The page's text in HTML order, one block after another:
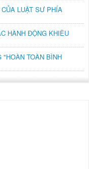
LUẬT SƯ PHÍA
HÀNH ĐỘNG KHIÊU
"HOÀN TOÀN BÌNH